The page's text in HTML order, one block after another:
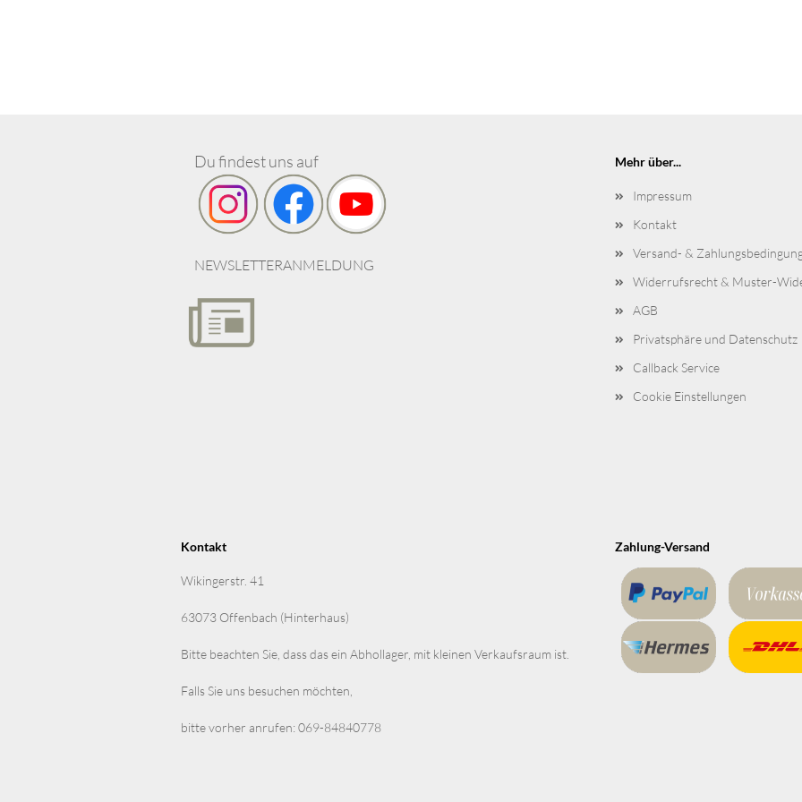
Du findest uns auf
NEWSLETTERANMELDUNG
Mehr über...
Impressum
Kontakt
Versand- &
Widerrufsrecht & Muster-
AGB
Privatsphäre und Datenschutz
Callback Service
Cookie Einstellungen
Kontakt
Wikingerstr. 41
63073 Offenbach (Hinterhaus)
Bitte beachten Sie, dass das ein Abhollager, mit kleinen Verkaufsraum ist.
Falls Sie uns besuchen möchten,
bitte vorher anrufen: 069-84840778
Zahlung-Versand